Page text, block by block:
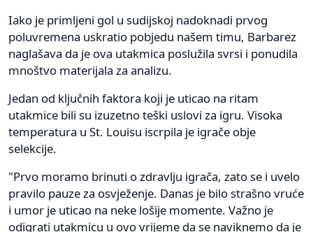
Iako je primljeni gol u sudijskoj nadoknadi prvog
poluvremena uskratio pobjedu našem timu, Barbarez
naglašava da je ova utakmica poslužila svrsi i ponudila
mnoštvo materijala za analizu.
Jedan od ključnih faktora koji je uticao na ritam
utakmice bili su izuzetno teški uslovi za igru. Visoka
temperatura u St. Louisu iscrpila je igrače obje
selekcije.
"Prvo moramo brinuti o zdravlju igrača, zato se i uvelo
pravilo pauze za osvježenje. Danas je bilo strašno vruće
i umor je uticao na neke lošije momente. Važno je
odigrati utakmicu u ovo vrijeme da se naviknemo da je